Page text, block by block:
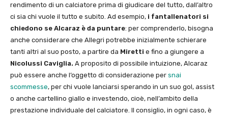
rendimento di un calciatore prima di giudicare del tutto, dall’altro
ci sia chi vuole il tutto e subito. Ad esempio, i fantallenatori si
chiedono se Alcaraz è da puntare: per comprenderlo, bisogna
anche considerare che Allegri potrebbe inizialmente schierare
tanti altri al suo posto, a partire da Miretti e fino a giungere a
Nicolussi Caviglia. A proposito di possibile intuizione, Alcaraz
può essere anche l’oggetto di considerazione per snai
scommesse, per chi vuole lanciarsi sperando in un suo gol, assist
o anche cartellino giallo e investendo, cioè, nell’ambito della
prestazione individuale del calciatore. Il consiglio, in ogni caso, è